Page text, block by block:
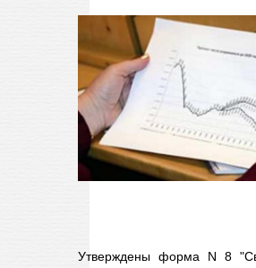
Утверждены форма N 8